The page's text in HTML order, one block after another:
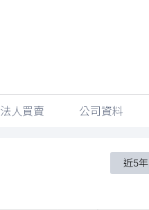
法人買賣 公司資料
近5年